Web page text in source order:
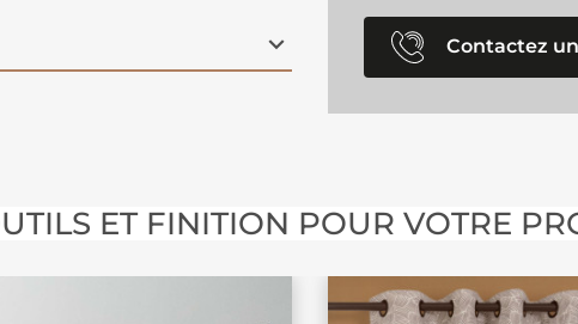
une ventilation
demoustiquaires et
Contactez
ET FINITION POUR VOTRE